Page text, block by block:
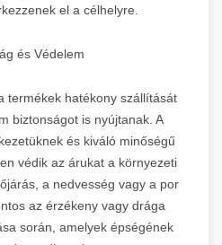
el a célhelyre.
és Védelem
termékek hatékony szállítását
biztonságot is nyújtanak. A
és kiváló minőségű
védik az árukat a környezeti
a nedvesség vagy a por
az érzékeny vagy drága
során, amelyek épségének